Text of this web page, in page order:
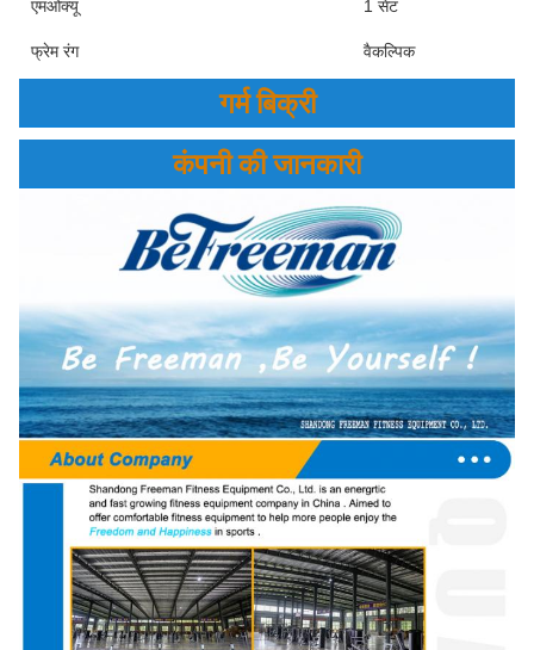
एमओक्यू 1 सेट
फ्रेम रंग वैकल्पिक
गर्म बिक्री
कंपनी की जानकारी